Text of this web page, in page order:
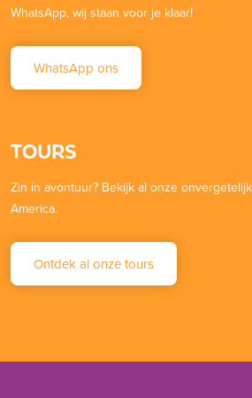
WhatsApp, wij staan voor je klaar!
WhatsApp ons
TOURS
Zin in avontuur? Bekijk al onze
America.
Ontdek al onze tours